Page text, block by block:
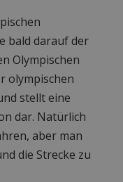
bald darauf der
Olympischen
olympischen
stellt eine
dar. Natürlich
aber man
die Strecke zu